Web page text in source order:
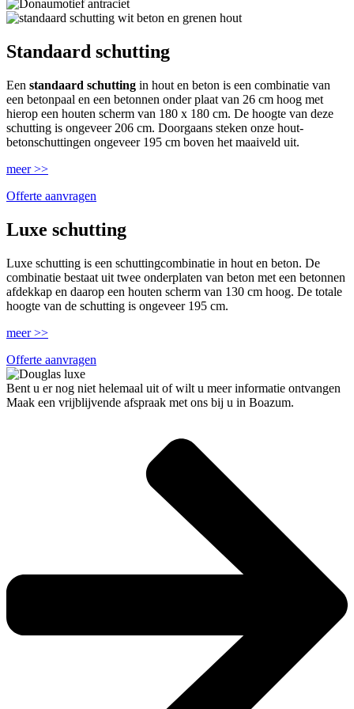
Standaard schutting
Een standaard schutting in hout en beton is een combinatie van
een betonpaal en een betonnen onder plaat van 26 cm hoog met
hierop een houten scherm van 180 x 180 cm. De hoogte van deze
schutting is ongeveer 206 cm. Doorgaans steken onze hout-
betonschuttingen ongeveer 195 cm boven het maaiveld uit.
meer >>
Offerte aanvragen
Luxe schutting
Luxe schutting is een schuttingcombinatie in hout en beton. De
combinatie bestaat uit twee onderplaten van beton met een betonnen
afdekkap en daarop een houten scherm van 130 cm hoog. De totale
hoogte van de schutting is ongeveer 195 cm.
meer >>
Offerte aanvragen
Bent u er nog niet helemaal uit of wilt u meer informatie ontvangen
Maak een vrijblijvende afspraak met ons bij u in Boazum.